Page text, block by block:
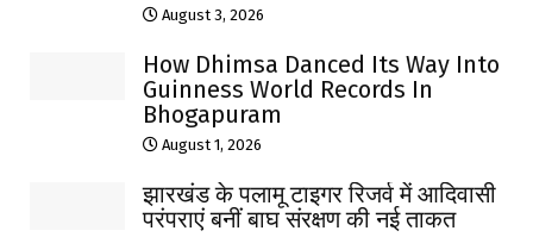
August 3, 2026
How Dhimsa Danced Its Way Into
Guinness World Records In
Bhogapuram
August 1, 2026
झारखंड के पलामू टाइगर रिजर्व में आदिवासी
परंपराएं बनीं बाघ संरक्षण की नई ताकत